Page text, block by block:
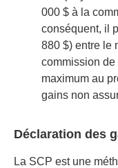
000 $ à la
conséquent, il
880 $) entre le
commission de
maximum au
gains non
Déclaration des
La SCP est une